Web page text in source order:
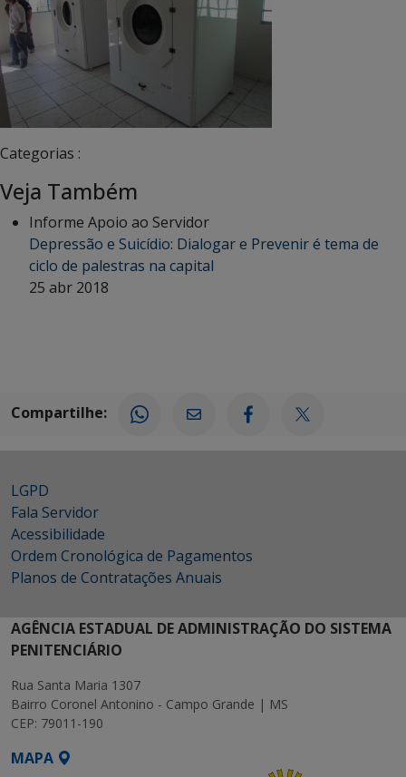
Categorias :
Veja Também
Informe Apoio ao Servidor
Depressão e Suicídio: Dialogar e Prevenir é tema de
ciclo de palestras na capital
25 abr 2018
Compartilhe:
LGPD
Fala Servidor
Acessibilidade
Ordem Cronológica de Pagamentos
Planos de Contratações Anuais
AGÊNCIA ESTADUAL DE ADMINISTRAÇÃO DO SISTEMA
PENITENCIÁRIO
Rua Santa Maria 1307
Bairro Coronel Antonino - Campo Grande | MS
CEP: 79011-190
MAPA